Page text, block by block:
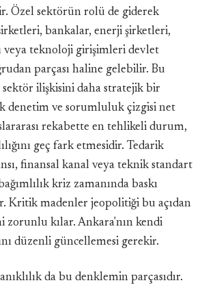
Özel sektörün rolü de giderek
bankalar, enerji şirketleri,
veya teknoloji girişimleri devlet
parçası haline gelebilir. Bu
ilişkisini daha stratejik bir
denetim ve sorumluluk çizgisi net
rekabette en tehlikeli durum,
geç fark etmesidir. Tedarik
finansal kanal veya teknik standart
kriz zamanında baskı
Kritik madenler jeopolitiği bu açıdan
zorunlu kılar. Ankara'nın kendi
düzenli güncellemesi gerekir.
da bu denklemin parçasıdır.